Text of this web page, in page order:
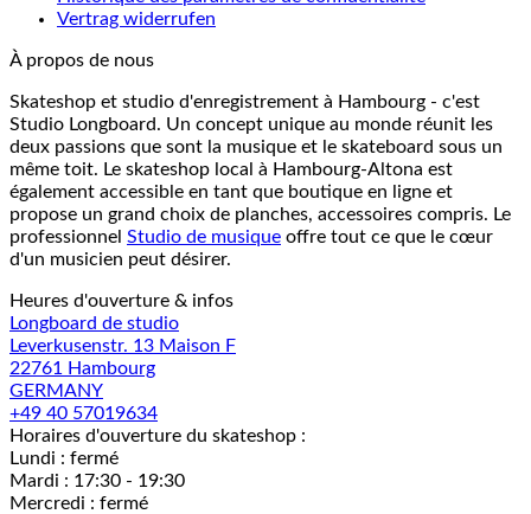
Vertrag widerrufen
À propos de nous
Skateshop et studio d'enregistrement à Hambourg - c'est
Studio Longboard. Un concept unique au monde réunit les
deux passions que sont la musique et le skateboard sous un
même toit. Le skateshop local à Hambourg-Altona est
également accessible en tant que boutique en ligne et
propose un grand choix de planches, accessoires compris. Le
professionnel Studio de musique offre tout ce que le cœur
d'un musicien peut désirer.
Heures d'ouverture & infos
Longboard de studio
Leverkusenstr. 13 Maison F
22761 Hambourg
GERMANY
+49 40 57019634
Horaires d'ouverture du skateshop :
Lundi : fermé
Mardi : 17:30 - 19:30
Mercredi : fermé